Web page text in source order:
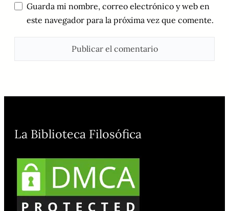
Guarda mi nombre, correo electrónico y web en
este navegador para la próxima vez que comente.
La Biblioteca Filosófica